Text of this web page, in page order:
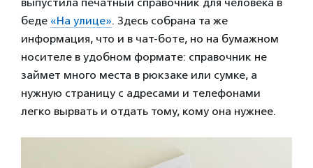
беде «На улице». Здесь собрана та же
информация, что и в чат-боте, но на бумажном
носителе в удобном формате: справочник не
займет много места в рюкзаке или сумке, а
нужную страницу с адресами и телефонами
легко вырвать и отдать тому, кому она нужнее.